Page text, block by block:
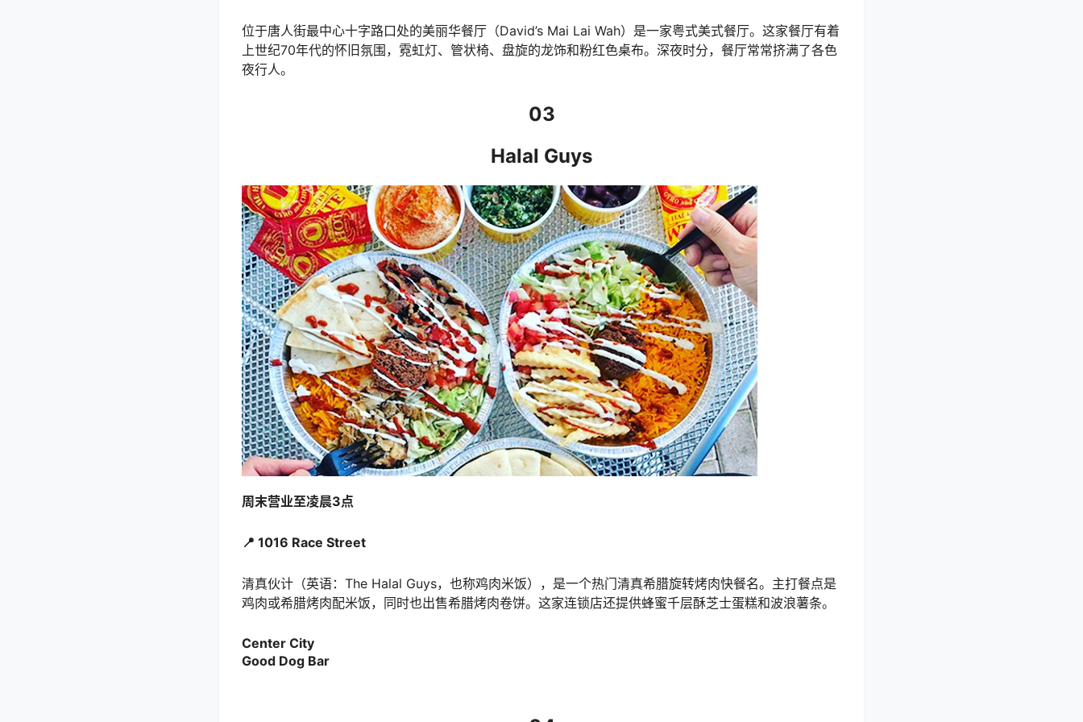
位于唐人街最中心十字路口处的美丽华餐厅（David’s Mai Lai Wah）是一家粤式美式餐厅。这家餐厅有着
上世纪70年代的怀旧氛围，霓虹灯、管状椅、盘旋的龙饰和粉红色桌布。深夜时分，餐厅常常挤满了各色
夜行人。
03
Halal Guys
周末营业至凌晨3点
📍 1016 Race Street
清真伙计（英语：The Halal Guys，也称鸡肉米饭），是一个热门清真希腊旋转烤肉快餐名。主打餐点是
鸡肉或希腊烤肉配米饭，同时也出售希腊烤肉卷饼。这家连锁店还提供蜂蜜千层酥芝士蛋糕和波浪薯条。
Center City
Good Dog Bar